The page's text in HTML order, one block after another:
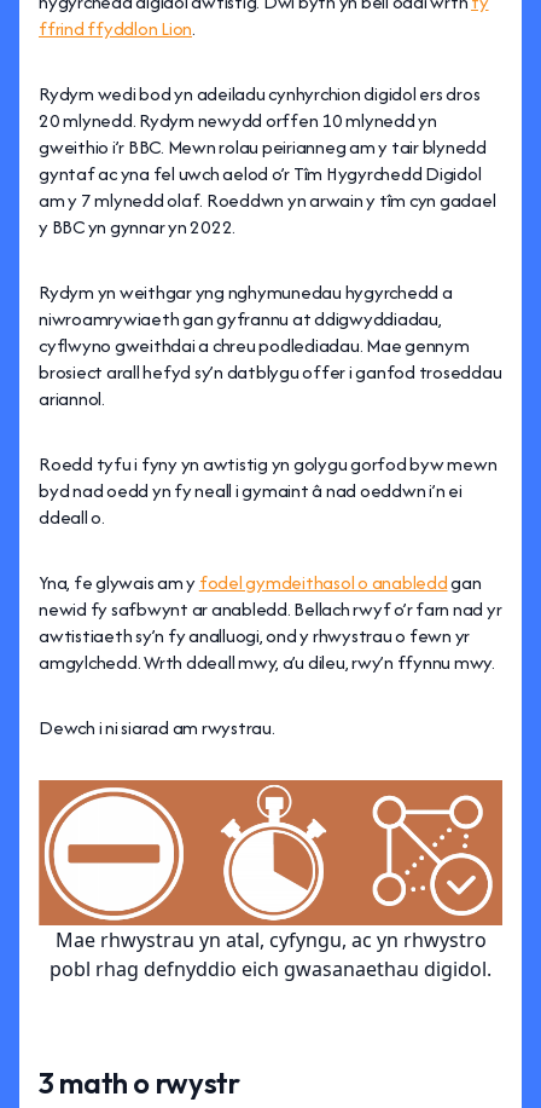
ffrind ffyddlon Lion.
Rydym wedi bod yn adeiladu cynhyrchion digidol ers dros
20 mlynedd. Rydym newydd orffen 10 mlynedd yn
gweithio i’r BBC. Mewn rolau peirianneg am y tair blynedd
gyntaf ac yna fel uwch aelod o’r Tîm Hygyrchedd Digidol
am y 7 mlynedd olaf. Roeddwn yn arwain y tîm cyn gadael
y BBC yn gynnar yn 2022.
Rydym yn weithgar yng nghymunedau hygyrchedd a
niwroamrywiaeth gan gyfrannu at ddigwyddiadau,
cyflwyno gweithdai a chreu podlediadau. Mae gennym
brosiect arall hefyd sy’n datblygu offer i ganfod troseddau
ariannol.
Roedd tyfu i fyny yn awtistig yn golygu gorfod byw mewn
byd nad oedd yn fy neall i gymaint â nad oeddwn i’n ei
ddeall o.
Yna, fe glywais am yfodel gymdeithasol o anableddgan
newid fy safbwynt ar anabledd. Bellach rwyf o’r farn nad yr
awtistiaeth sy’n fy analluogi, ond y rhwystrau o fewn yr
amgylchedd. Wrth ddeall mwy, a’u dileu, rwy’n ffynnu mwy.
Dewch i ni siarad am rwystrau.
Mae rhwystrau yn atal, cyfyngu, ac yn rhwystro
pobl rhag defnyddio eich gwasanaethau digidol.
3 math o rwystr